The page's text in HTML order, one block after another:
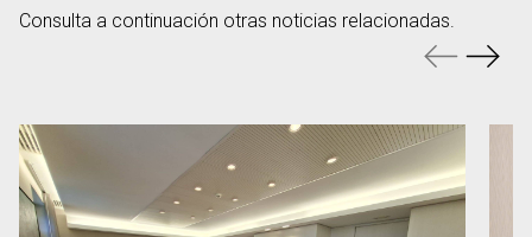
Consulta a continuación otras noticias relacionadas.